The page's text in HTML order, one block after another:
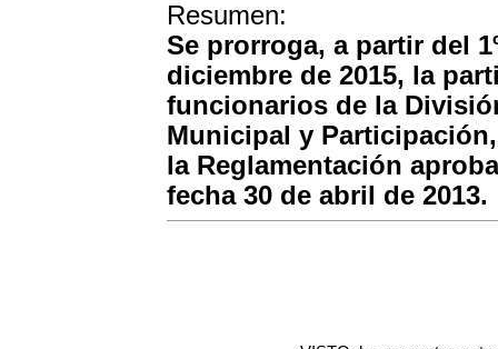
Resumen:
Se prorroga, a partir del
diciembre de 2015, la
funcionarios de la
Municipal y
la Reglamentación
fecha 30 de abril de 2013.